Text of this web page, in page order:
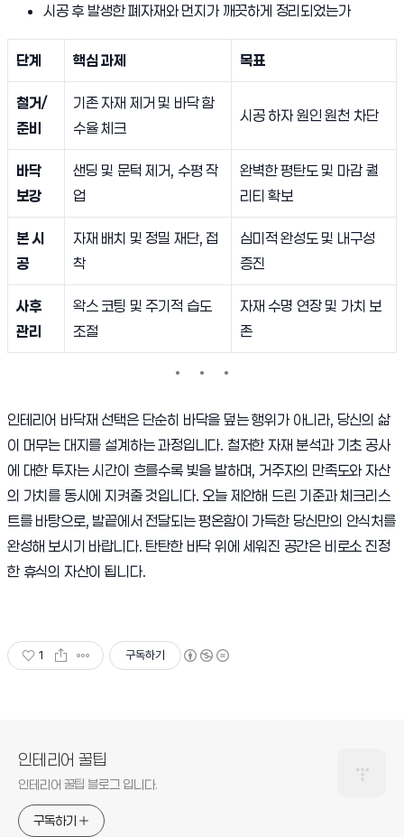
시공 후 발생한 폐자재와 먼지가 깨끗하게 정리되었는가
단계 핵심 과제 목표
철거/
준비
기존 자재 제거 및 바닥 함
수율 체크
시공 하자 원인 원천 차단
바닥
보강
샌딩 및 문턱 제거, 수평 작
업
완벽한 평탄도 및 마감 퀄
리티 확보
본 시
공
자재 배치 및 정밀 재단, 접
착
심미적 완성도 및 내구성
증진
사후
관리
왁스 코팅 및 주기적 습도
조절
자재 수명 연장 및 가치 보
존
인테리어 바닥재 선택은 단순히 바닥을 덮는 행위가 아니라, 당신의 삶
이 머무는 대지를 설계하는 과정입니다. 철저한 자재 분석과 기초 공사
에 대한 투자는 시간이 흐를수록 빛을 발하며, 거주자의 만족도와 자산
의 가치를 동시에 지켜줄 것입니다. 오늘 제안해 드린 기준과 체크리스
트를 바탕으로, 발끝에서 전달되는 평온함이 가득한 당신만의 안식처를
완성해 보시기 바랍니다. 탄탄한 바닥 위에 세워진 공간은 비로소 진정
한 휴식의 자산이 됩니다.
1 구독하기
인테리어 꿀팁
인테리어 꿀팁 블로그 입니다.
구독하기